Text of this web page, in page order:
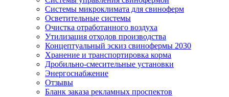
Системы микроклимата для свиноферм
Осветительные системы
Очистка отработанного воздуха
Утилизация отходов производства
Концептуальный эскиз свинофермы 2030
Хранение и транспортировка корма
Дробильно-смесительные установки
Энергоснабжение
Отзывы
Бланк заказа рекламных проспектов